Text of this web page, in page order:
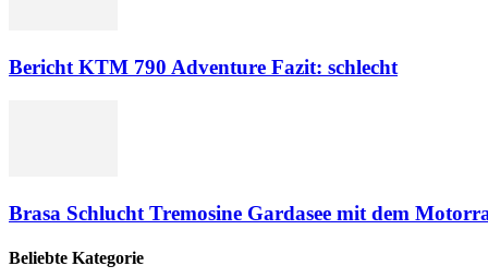
Bericht KTM 790 Adventure Fazit: schlecht
Brasa Schlucht Tremosine Gardasee mit dem
Beliebte Kategorie